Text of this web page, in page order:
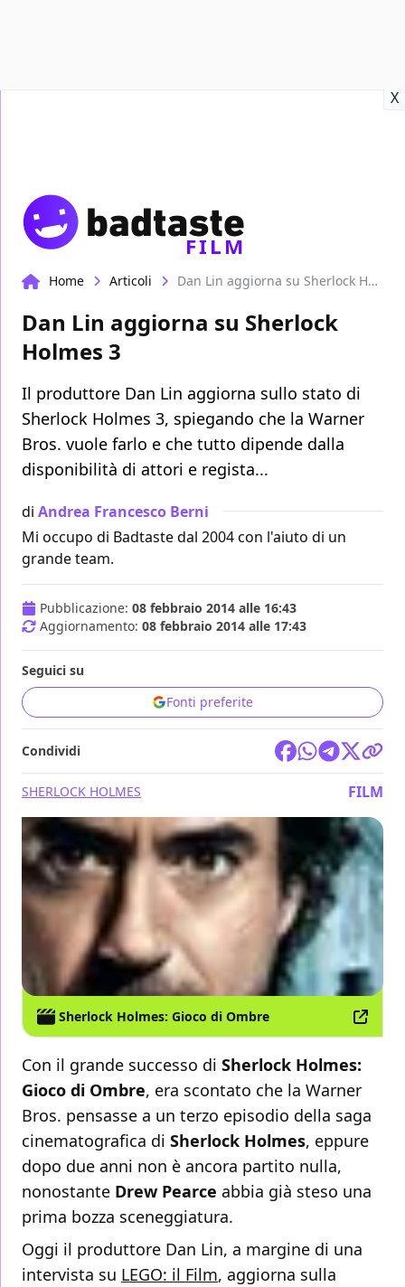
X
FILM
Home Articoli Dan Lin aggiorna su Sherlock Holmes 3
Dan Lin aggiorna su Sherlock
Holmes 3
Il produttore Dan Lin aggiorna sullo stato di
Sherlock Holmes 3, spiegando che la Warner
Bros. vuole farlo e che tutto dipende dalla
disponibilità di attori e regista...
di Andrea Francesco Berni
Mi occupo di Badtaste dal 2004 con l'aiuto di un
grande team.
Pubblicazione: 08 febbraio 2014 alle 16:43
Aggiornamento: 08 febbraio 2014 alle 17:43
Seguici su
Fonti preferite
Condividi
SHERLOCK HOLMES FILM
Sherlock Holmes: Gioco di Ombre
Con il grande successo di Sherlock Holmes:
Gioco di Ombre, era scontato che la Warner
Bros. pensasse a un terzo episodio della saga
cinematografica di Sherlock Holmes, eppure
dopo due anni non è ancora partito nulla,
nonostante Drew Pearce abbia già steso una
prima bozza sceneggiatura.
Oggi il produttore Dan Lin, a margine di una
intervista su LEGO: il Film, aggiorna sulla